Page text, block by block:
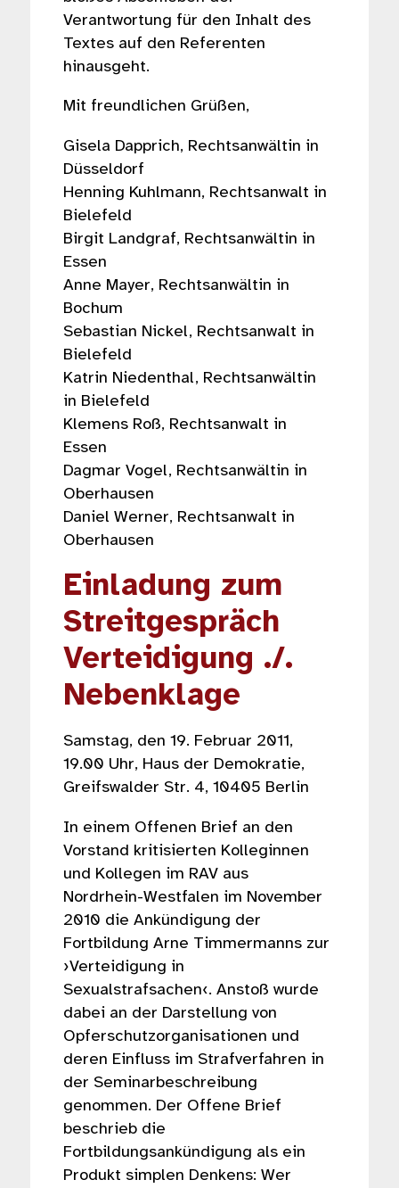
Verantwortung für den Inhalt des
Textes auf den Referenten
hinausgeht.
Mit freundlichen Grüßen,
Gisela Dapprich, Rechtsanwältin in
Düsseldorf
Henning Kuhlmann, Rechtsanwalt in
Bielefeld
Birgit Landgraf, Rechtsanwältin in
Essen
Anne Mayer, Rechtsanwältin in
Bochum
Sebastian Nickel, Rechtsanwalt in
Bielefeld
Katrin Niedenthal, Rechtsanwältin
in Bielefeld
Klemens Roß, Rechtsanwalt in
Essen
Dagmar Vogel, Rechtsanwältin in
Oberhausen
Daniel Werner, Rechtsanwalt in
Oberhausen
Einladung zum
Streitgespräch
Verteidigung ./.
Nebenklage
Samstag, den 19. Februar 2011,
19.00 Uhr, Haus der Demokratie,
Greifswalder Str. 4, 10405 Berlin
In einem Offenen Brief an den
Vorstand kritisierten Kolleginnen
und Kollegen im RAV aus
Nordrhein-Westfalen im November
2010 die Ankündigung der
Fortbildung Arne Timmermanns zur
›Verteidigung in
Sexualstrafsachen‹. Anstoß wurde
dabei an der Darstellung von
Opferschutzorganisationen und
deren Einfluss im Strafverfahren in
der Seminarbeschreibung
genommen. Der Offene Brief
beschrieb die
Fortbildungsankündigung als ein
Produkt simplen Denkens: Wer